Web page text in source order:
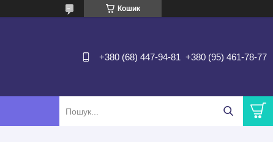
Кошик
+380 (68) 447-94-81 +380 (95) 461-78-77